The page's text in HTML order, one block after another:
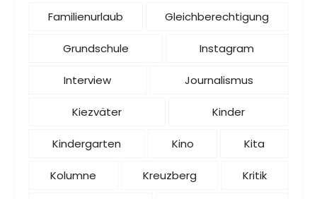
Familienurlaub Gleichberechtigung
Grundschule Instagram
Interview Journalismus
Kiezväter Kinder
Kindergarten Kino Kita
Kolumne Kreuzberg Kritik